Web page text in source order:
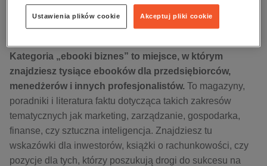
komputery, internet, technologie, informatyka
polityka, społeczno-informacyjne
psychologiczne
inne
popularno-naukowe
historia
zdrowie
religie
Ebooki o biznesie – bestsellery ekonomiczne,
Kategoria „ebooki biznes” to miejsce, w którym
znajdziesz tysiące ebooków dla przedsiębiorców,
menedżerów i innych profesjonalistów. To magazyny,
poradniki i literatura faktu dotycząca takich zakresów
tematycznych jak marketing, zarządzanie, gospodarka,
finanse, czy sztuczna inteligencja. Znajdziesz tu
wskazówki dla inwestorów, książki o rachunkowości, czy
pozycje dla tych, którzy poszukują drogi do sukcesu na
Akceptuj pliki cookie
Ustawienia plików cookie